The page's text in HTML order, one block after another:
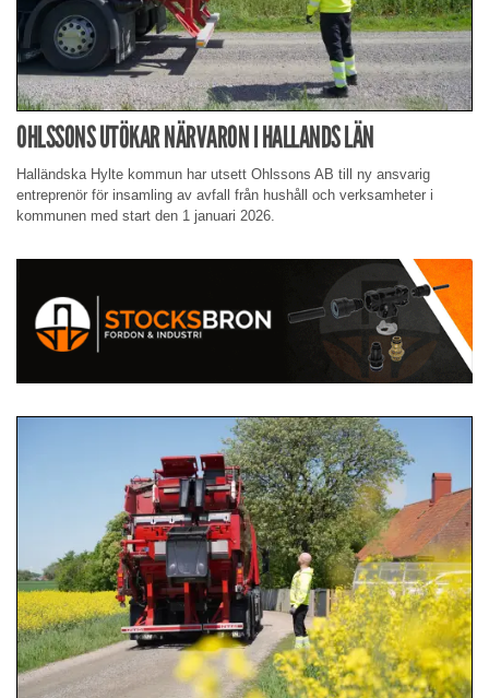
OHLSSONS UTÖKAR NÄRVARON I HALLANDS LÄN
Halländska Hylte kommun har utsett Ohlssons AB till ny ansvarig
entreprenör för insamling av avfall från hushåll och verksamheter i
kommunen med start den 1 januari 2026.